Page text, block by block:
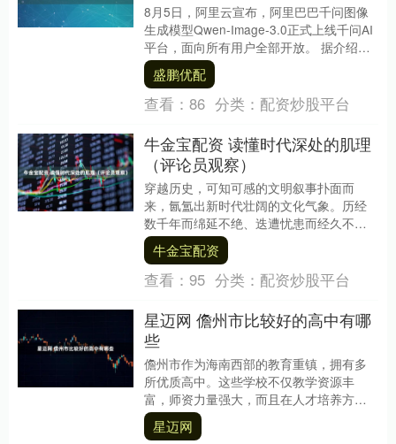
8月5日，阿里云宣布，阿里巴巴千问图像
生成模型Qwen-Image-3.0正式上线千问AI
平台，面向所有用户全部开放。 据介绍，
旗舰版Qwen-Image-3.....
盛鹏优配
查看： 86 分类： 配资炒股平台
牛金宝配资 读懂时代深处的肌理
（评论员观察）
穿越历史，可知可感的文明叙事扑面而
来，氤氲出新时代壮阔的文化气象。历经
数千年而绵延不绝、迭遭忧患而经久不衰
的中华文明，正是我们自信的底气 每每提
及中华文明探源和....
牛金宝配资
查看： 95 分类： 配资炒股平台
星迈网 儋州市比较好的高中有哪
些
儋州市作为海南西部的教育重镇，拥有多
所优质高中。这些学校不仅教学资源丰
富，师资力量强大，而且在人才培养方面
成果斐然。下面就为大家介绍几所儋州市
比较好的高中。 儋....
星迈网